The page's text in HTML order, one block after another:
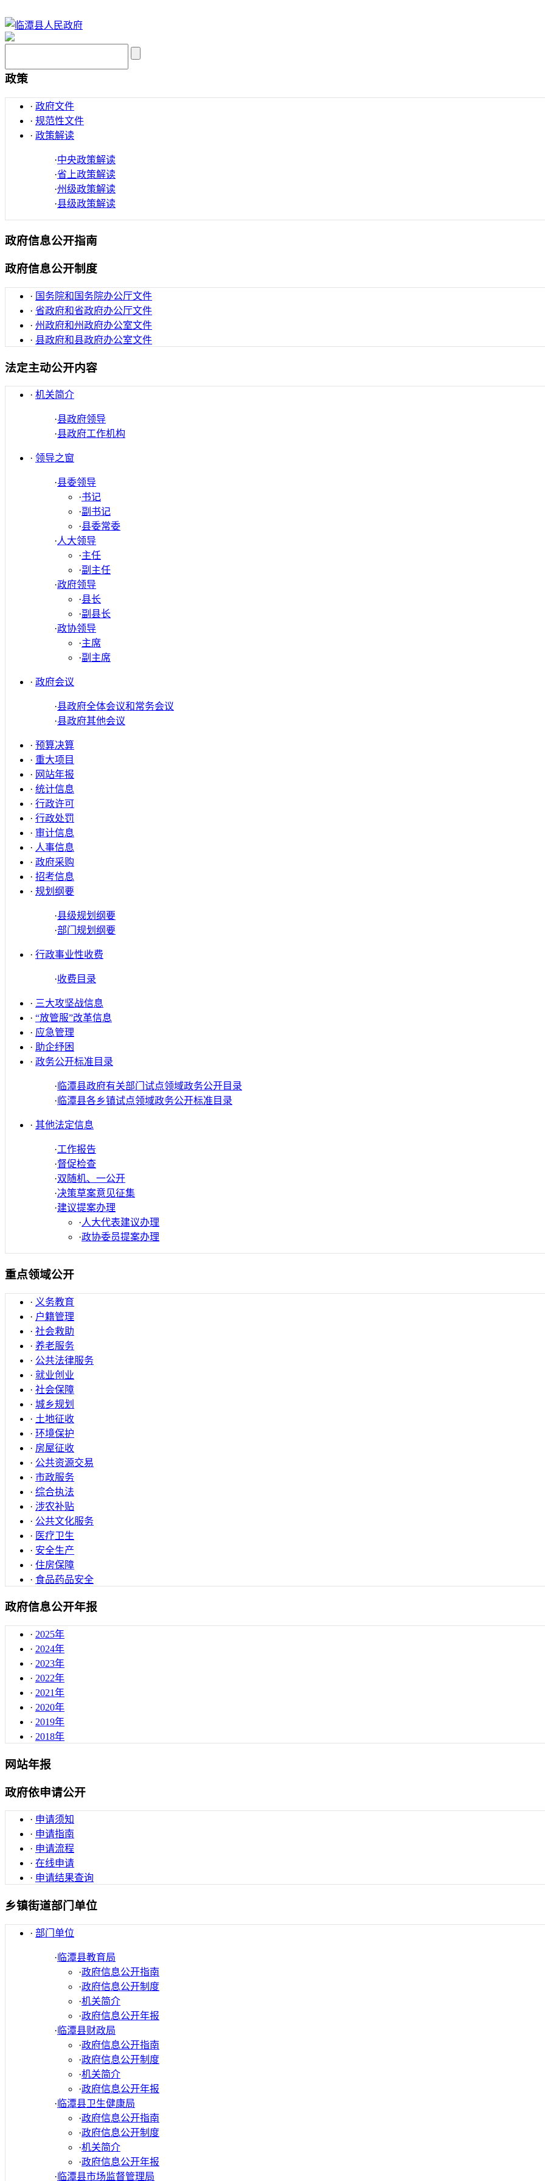
政策
· 政府文件
· 规范性文件
· 政策解读
·中央政策解读
·省上政策解读
·州级政策解读
·县级政策解读
政府信息公开指南
政府信息公开制度
· 国务院和国务院办公厅文件
· 省政府和省政府办公厅文件
· 州政府和州政府办公室文件
· 县政府和县政府办公室文件
法定主动公开内容
· 机关简介
·县政府领导
·县政府工作机构
· 领导之窗
·县委领导
·书记
·副书记
·县委常委
·人大领导
·主任
·副主任
·政府领导
·县长
·副县长
·政协领导
·主席
·副主席
· 政府会议
·县政府全体会议和常务会议
·县政府其他会议
· 预算决算
· 重大项目
· 网站年报
· 统计信息
· 行政许可
· 行政处罚
· 审计信息
· 人事信息
· 政府采购
· 招考信息
· 规划纲要
·县级规划纲要
·部门规划纲要
· 行政事业性收费
·收费目录
· 三大攻坚战信息
· “放管服”改革信息
· 应急管理
· 助企纾困
· 政务公开标准目录
· 临潭县政府有关部门试点领域政务公开目录
· 临潭县各乡镇试点领域政务公开标准目录
· 其他法定信息
·工作报告
·督促检查
·双随机、一公开
·决策草案意见征集
·建议提案办理
·人大代表建议办理
·政协委员提案办理
重点领域公开
· 义务教育
· 户籍管理
· 社会救助
· 养老服务
· 公共法律服务
· 就业创业
· 社会保障
· 城乡规划
· 土地征收
· 环境保护
· 房屋征收
· 公共资源交易
· 市政服务
· 综合执法
· 涉农补贴
· 公共文化服务
· 医疗卫生
· 安全生产
· 住房保障
· 食品药品安全
政府信息公开年报
· 2025年
· 2024年
· 2023年
· 2022年
· 2021年
· 2020年
· 2019年
· 2018年
网站年报
政府依申请公开
· 申请须知
· 申请指南
· 申请流程
· 在线申请
· 申请结果查询
乡镇街道部门单位
· 部门单位
· 临潭县教育局
·政府信息公开指南
·政府信息公开制度
·机关简介
·政府信息公开年报
· 临潭县财政局
·政府信息公开指南
·政府信息公开制度
·机关简介
·政府信息公开年报
· 临潭县卫生健康局
·政府信息公开指南
·政府信息公开制度
·机关简介
·政府信息公开年报
· 临潭县市场监督管理局